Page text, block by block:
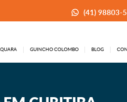
(41) 98803-
GUINCHO COLOMBO BLOG